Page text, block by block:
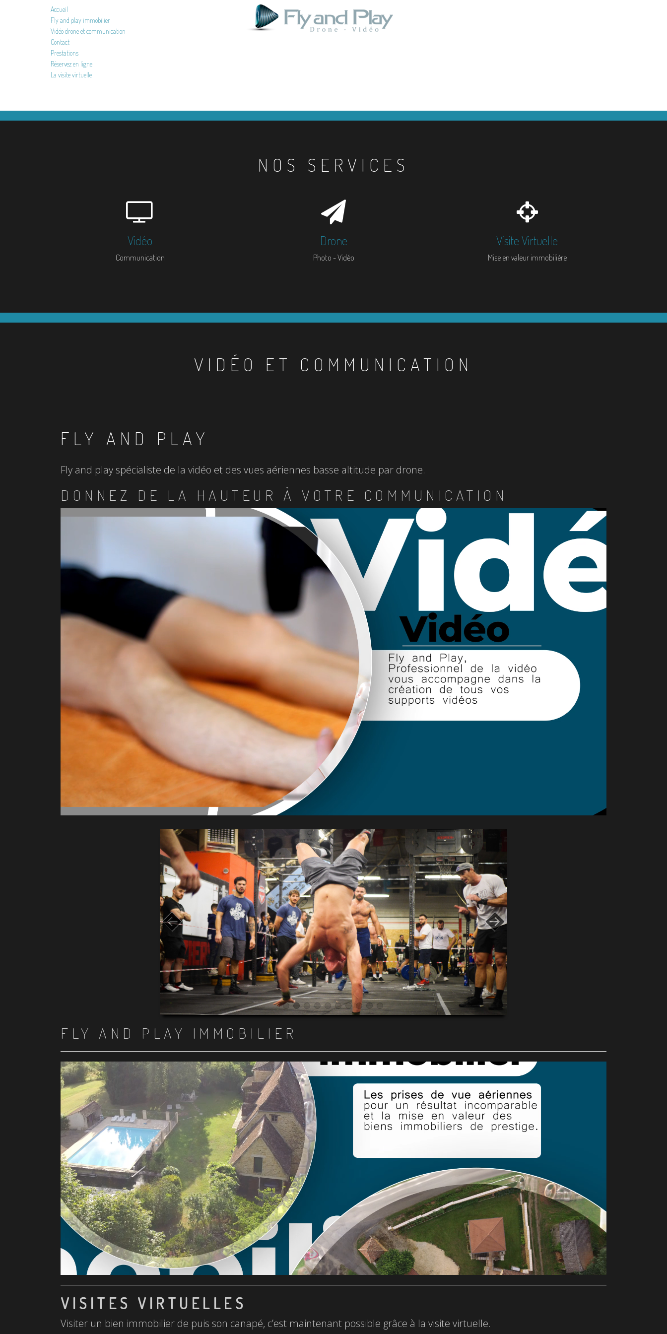
Accueil
Fly and play immobilier
Vidéo drone et communication
Contact
Prestations
Réservez en ligne
La visite virtuelle
NOS SERVICES
Vidéo
Communication
Drone
Photo - Vidéo
Visite Virtuelle
Mise en valeur immobilière
VIDÉO ET COMMUNICATION
FLY AND PLAY
Fly and play spécialiste de la vidéo et des vues aériennes basse altitude par drone.
DONNEZ DE LA HAUTEUR À VOTRE COMMUNICATION
Item 1
Item 2
Item 3
Item 4
Item 5
Item 6
Item 7
Item 8
Item 9Item 10
FLY AND PLAY IMMOBILIER
VISITES VIRTUELLES
Visiter un bien immobilier de puis son canapé, c’est maintenant possible grâce à la visite virtuelle.